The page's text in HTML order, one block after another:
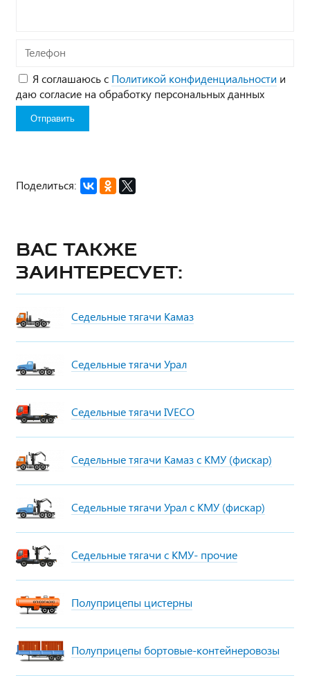
Телефон
Я соглашаюсь с Политикой конфиденциальности и
даю согласие на обработку персональных данных
Поделиться:
Вас также
заинтересует:
Седельные тягачи Камаз
Седельные тягачи Урал
Седельные тягачи IVECO
Седельные тягачи Камаз с КМУ (фискар)
Седельные тягачи Урал с КМУ (фискар)
Седельные тягачи с КМУ- прочие
Полуприцепы цистерны
Полуприцепы бортовые-контейнеровозы